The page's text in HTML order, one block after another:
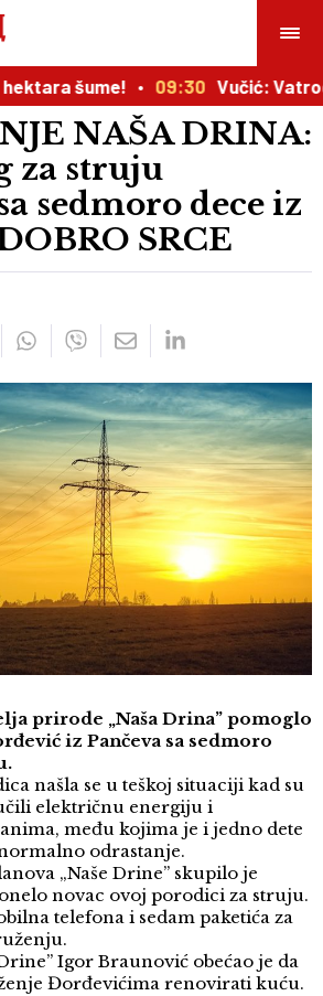
šume! 09:30 Vučić:
NAŠA DRINA:
za struju
sedmoro dece iz
SRCE
prirode „Naša Drina” pomoglo
iz Pančeva sa sedmoro
našla se u teškoj situaciji kad su
električnu energiju i
među kojima je i jedno dete
odrastanje.
„Naše Drine” skupilo je
novac ovoj porodici za struju.
telefona i sedam paketića za
Igor Braunović obećao je da
Đorđevićima renovirati kuću.